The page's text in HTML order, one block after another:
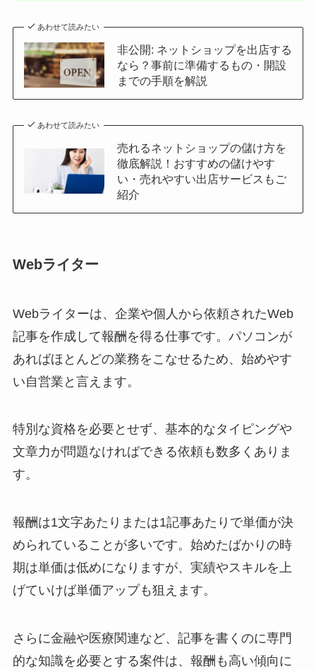
あわせて読みたい
非公開: ネットショップを出店する
なら？事前に準備するもの・開設
までの手順を解説
あわせて読みたい
売れるネットショップの儲け方を
徹底解説！おすすめの儲けやす
い・売れやすい出店サービスもご
紹介
Webライター
Webライターは、企業や個人から依頼されたWeb
記事を作成して報酬を得る仕事です。パソコンが
あればほとんどの業務をこなせるため、始めやす
い自営業と言えます。
特別な資格を必要とせず、基本的なタイピングや
文章力が問題なければできる依頼も数多くありま
す。
報酬は1文字あたりまたは1記事あたりで単価が決
められていることが多いです。始めたばかりの時
期は単価は低めになりますが、実績やスキルを上
げていけば単価アップも狙えます。
さらに金融や医療関連など、記事を書くのに専門
的な知識を必要とする案件は、報酬も高い傾向に